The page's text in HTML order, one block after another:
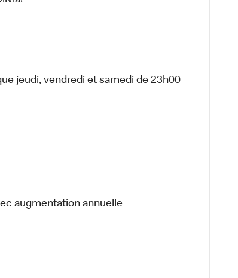
jeudi, vendredi et samedi de 23h00
augmentation annuelle